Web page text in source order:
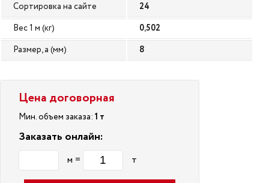
Сортировка на сайте
24
Вес 1 м (кг)
0,502
Размер, a (мм)
8
Цена договорная
Мин. объем заказа: 1 т
Заказать онлайн:
м = т